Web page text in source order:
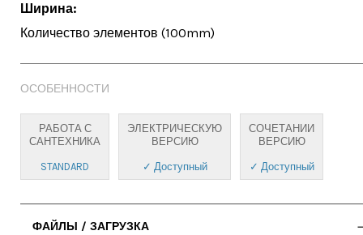
Ширина:
Количество элементов (100mm)
ОСОБЕННОСТИ
РАБОТА С
САНТЕХНИКА
STANDARD
ЭЛЕКТРИЧЕСКУЮ
ВЕРСИЮ
✓ Доступный
СОЧЕТАНИИ
ВЕРСИЮ
✓ Доступный
ФАЙЛЫ / ЗАГРУЗКА